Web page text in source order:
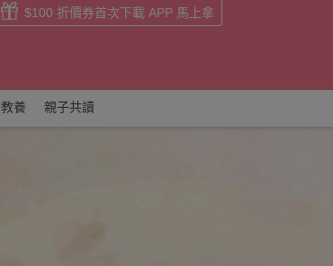
$100 折價券首次下載 APP 馬上拿
養 親子共讀